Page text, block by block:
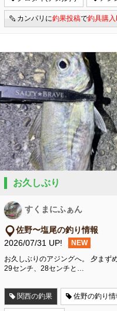
カンパリに釣果投稿で釣具購入
お久しぶり
すくまにふぁん
佐野〜塩尾の釣り情報
2026/07/31 UP!
NEW
お久しぶりのアジングへ。 夕まず
29センチ、28センチと…
関西の釣果 佐野の釣り情